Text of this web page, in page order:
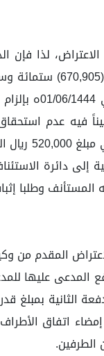
لذا فإن
بالدمام التي
المستأنف وطلبا
المقدم
اتفاق
الطرفين.